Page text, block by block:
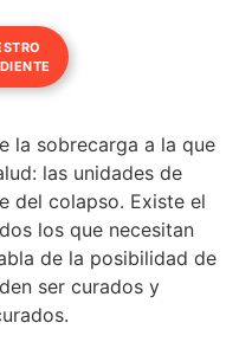
la sobrecarga a la que
las unidades de
del colapso. Existe el
los que necesitan
de la posibilidad de
ser curados y